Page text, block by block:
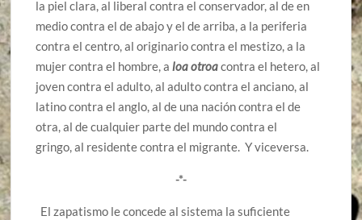
la piel clara, al liberal contra el conservador, al de en
medio contra el de abajo y el de arriba, a la periferia
contra el centro, al originario contra el mestizo, a la
mujer contra el hombre, aloaotroacontra el hetero, al
joven contra el adulto, al adulto contra el anciano, al
latino contra el anglo, al de una nación contra el de
otra, al de cualquier parte del mundo contra el
gringo,al residente contra el migrante. Y viceversa.
-*-
El zapatismo le concede al sistema la suficiente